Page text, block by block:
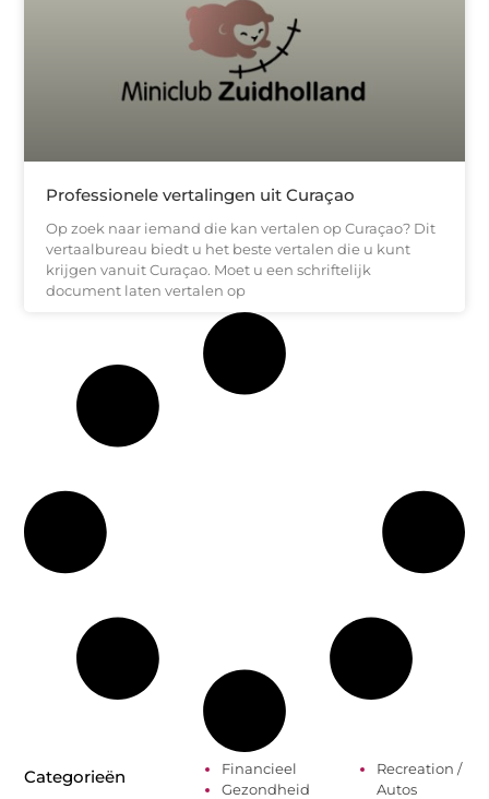
Professionele vertalingen uit Curaçao
Op zoek naar iemand die kan vertalen op Curaçao? Dit
vertaalbureau biedt u het beste vertalen die u kunt
krijgen vanuit Curaçao. Moet u een schriftelijk
document laten vertalen op
Categorieën
Financieel
Gezondheid
Recreation /
Autos